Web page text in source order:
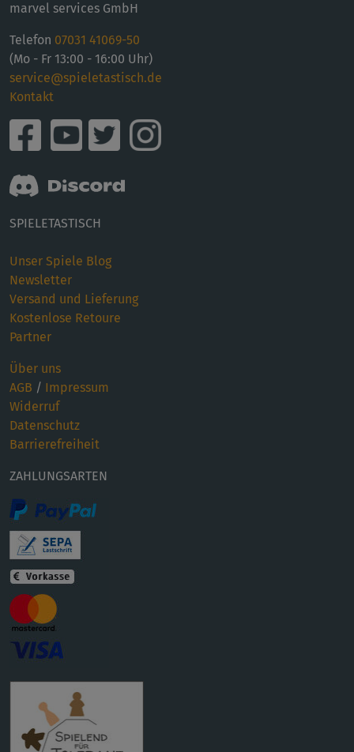
marvel services GmbH
Telefon 07031 41069-50
(Mo - Fr 13:00 - 16:00 Uhr)
service@spieletastisch.de
Kontakt
SPIELETASTISCH
Unser Spiele Blog
Newsletter
Versand und Lieferung
Kostenlose Retoure
Partner
Über uns
AGB / Impressum
Widerruf
Datenschutz
Barrierefreiheit
ZAHLUNGSARTEN